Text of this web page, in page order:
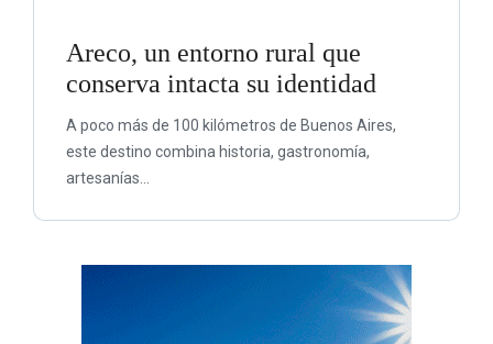
Areco, un entorno rural que
conserva intacta su identidad
A poco más de 100 kilómetros de Buenos Aires,
este destino combina historia, gastronomía,
artesanías...